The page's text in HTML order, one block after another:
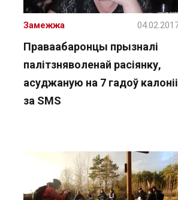
Праваабаронцы прызналі
палітзняволенай расіянку,
асуджаную на 7 гадоў калоніі
за SMS
Замежжа